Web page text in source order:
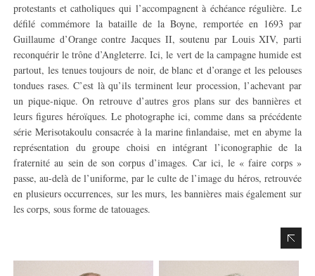
protestants et catholiques qui l’accompagnent à échéance régulière. Le
défilé commémore la bataille de la Boyne, remportée en 1693 par
Guillaume d’Orange contre Jacques II, soutenu par Louis XIV, parti
reconquérir le trône d’Angleterre. Ici, le vert de la campagne humide est
partout, les tenues toujours de noir, de blanc et d’orange et les pelouses
tondues rases. C’est là qu’ils terminent leur procession, l’achevant par
un pique-nique. On retrouve d’autres gros plans sur des bannières et
leurs figures héroïques. Le photographe ici, comme dans sa précédente
série Merisotakoulu consacrée à la marine finlandaise, met en abyme la
représentation du groupe choisi en intégrant l’iconographie de la
fraternité au sein de son corpus d’images. Car ici, le « faire corps »
passe, au-delà de l’uniforme, par le culte de l’image du héros, retrouvée
en plusieurs occurrences, sur les murs, les bannières mais également sur
les corps, sous forme de tatouages.